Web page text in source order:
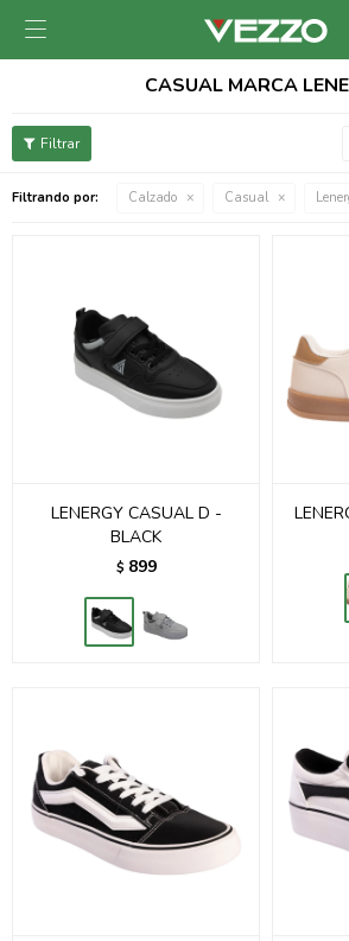

CASUAL MARCA
Filtrando por: Calzado Casual
LENERGY CASUAL D -
BLACK
$ 899